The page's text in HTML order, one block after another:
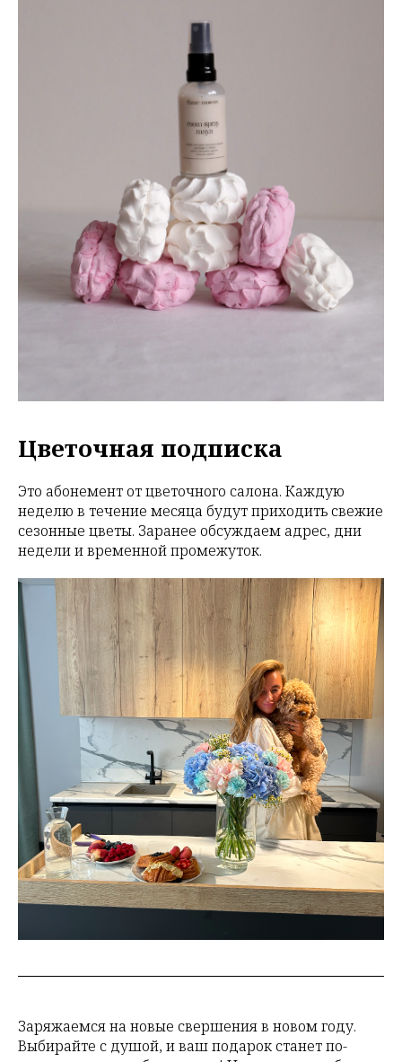
Цветочная подписка
Это абонемент от цветочного салона. Каждую
неделю в течение месяца будут приходить свежие
сезонные цветы. Заранее обсуждаем адрес, дни
недели и временной промежуток.
Заряжаемся на новые свершения в новом году.
Выбирайте с душой, и ваш подарок станет по-